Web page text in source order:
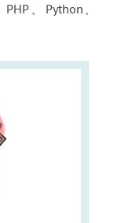
PHP 、 Python 、